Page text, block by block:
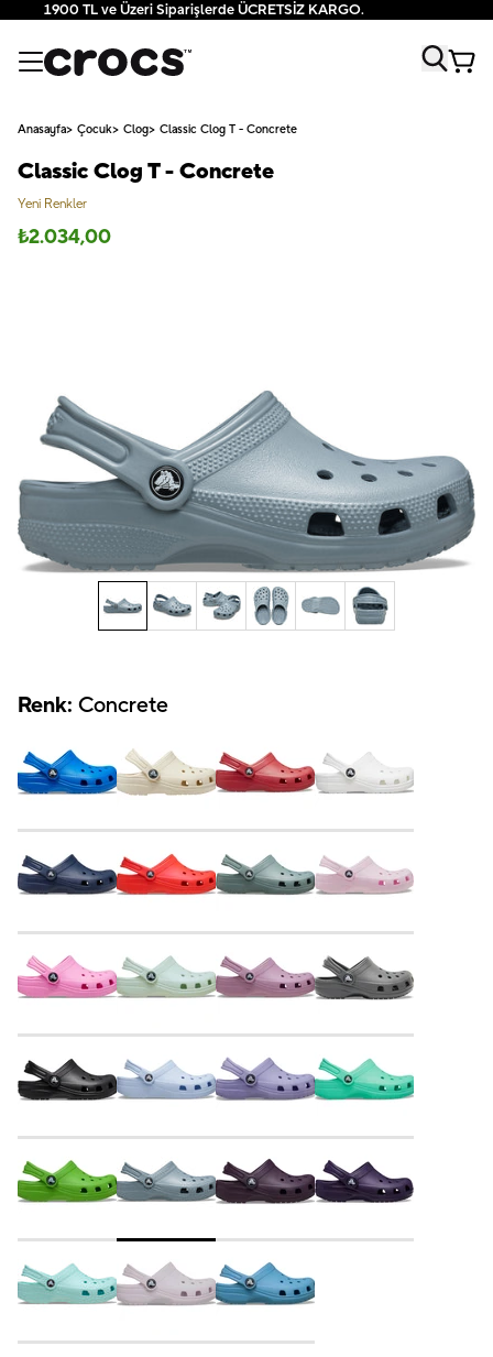
1900 TL ve Üzeri Siparişlerde ÜCRETSİZ KARGO.
Anasayfa Çocuk Clog Classic Clog T - Concrete
Classic Clog T - Concrete
Yeni Renkler
₺2.034,00
Renk: Concrete